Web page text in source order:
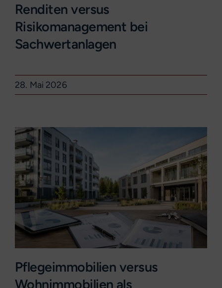
Renditen versus
Risikomanagement bei
Sachwertanlagen
28. Mai 2026
Pflegeimmobilien versus
Wohnimmobilien als